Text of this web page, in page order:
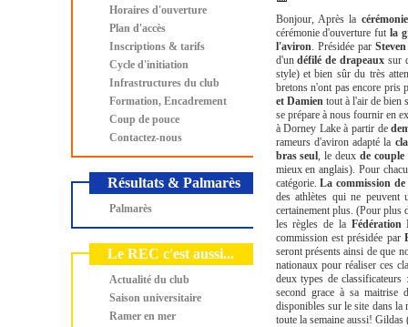
Bonjour, Après la
cérémonie d'ouverture futla
l'aviron. Présidée par
d'undéfilé de drapeauxsur
style) et bien sûr du très
bretons n'ont pas encore pris
et Damien tout à l'air de bien
se prépare à nous fournir en
à Dorney Lake à partir de
rameurs d'aviron adapté la
bras seul, le deux de
mieux en anglais). Pour
catégorie.La commission
des athlètes qui ne peuvent
certainement plus. (Pour plus
les règles de la Fédération
commission est présidée par
seront présents ainsi de que
nationaux pour réaliser ces
deux types de
second grace à sa maitrise
disponibles sur le site dans
toute la semaine aussi! Gildas
Horaires d'ouverture
Plan d'accès
Inscriptions & tarifs
Cycle d'initiation
Infrastructures du club
Formation, Encadrement
Coup de pouce
Contactez-nous
Résultats & Palmarès
Palmarès
Le REC c'est aussi...
Actualité du club
Saison universitaire
Ramer en mer